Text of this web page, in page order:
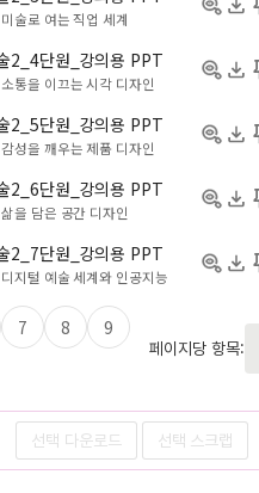
술로 여는 직업 세계
2_4단원_강의용 PPT
통을 이끄는 시각 디자인
2_5단원_강의용 PPT
성을 깨우는 제품 디자인
2_6단원_강의용 PPT
을 담은 공간 디자인
2_7단원_강의용 PPT
디지털 예술 세계와 인공지능
7 8
9
페이지당 항목:
선택 다운로드 선택 스크랩